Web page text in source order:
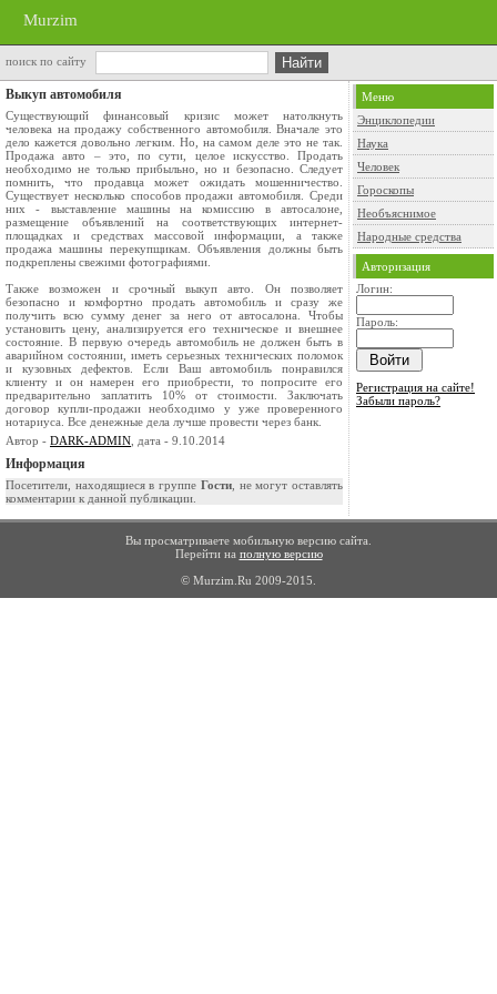
Murzim
поиск по сайту
Выкуп автомобиля
Существующий финансовый кризис может натолкнуть
человека на продажу собственного автомобиля. Вначале это
дело кажется довольно легким. Но, на самом деле это не так.
Продажа авто – это, по сути, целое искусство. Продать
необходимо не только прибыльно, но и безопасно. Следует
помнить, что продавца может ожидать мошенничество.
Существует несколько способов продажи автомобиля. Среди
них - выставление машины на комиссию в автосалоне,
размещение объявлений на соответствующих интернет-
площадках и средствах массовой информации, а также
продажа машины перекупщикам. Объявления должны быть
подкреплены свежими фотографиями.
Также возможен и срочный выкуп авто. Он позволяет
безопасно и комфортно продать автомобиль и сразу же
получить всю сумму денег за него от автосалона. Чтобы
установить цену, анализируется его техническое и внешнее
состояние. В первую очередь автомобиль не должен быть в
аварийном состоянии, иметь серьезных технических поломок
и кузовных дефектов. Если Ваш автомобиль понравился
клиенту и он намерен его приобрести, то попросите его
предварительно заплатить 10% от стоимости. Заключать
договор купли-продажи необходимо у уже проверенного
нотариуса. Все денежные дела лучше провести через банк.
Автор - DARK-ADMIN , дата - 9.10.2014
Информация
Посетители, находящиеся в группе Гости, не могут оставлять
комментарии к данной публикации.
Меню
Энциклопедии
Наука
Человек
Гороскопы
Необъяснимое
Народные средства
Авторизация
Логин:
Пароль:
Регистрация на сайте!
Забыли пароль?
Вы просматриваете мобильную версию сайта.
Перейти на полную версию
© Murzim.Ru 2009-2015.